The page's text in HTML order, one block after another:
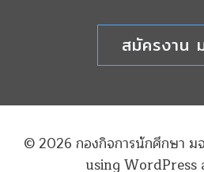
สมัครงาน
© 2026 กองกิจการนักศึกษา
using WordPress